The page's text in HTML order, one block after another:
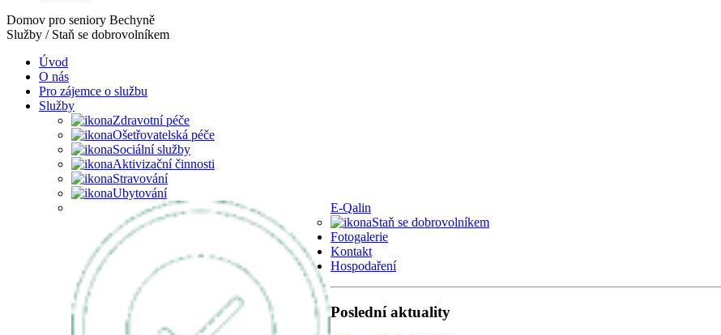
Domov pro seniory Bechyně
Služby / Staň se dobrovolníkem
Úvod
O nás
Pro zájemce o službu
Služby
Zdravotní péče
Ošetřovatelská péče
Sociální služby
Aktivizační činnosti
Stravování
Ubytování
E-Qalin
Staň se dobrovolníkem
Fotogalerie
Kontakt
Hospodaření
Poslední aktuality